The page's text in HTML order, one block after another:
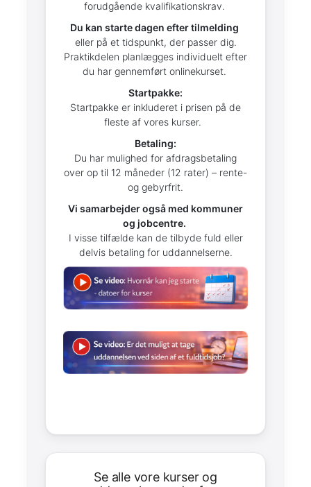
forudgående kvalifikationskrav.
Du kan starte dagen efter tilmelding
eller på et tidspunkt, der passer dig.
Praktikdelen planlægges individuelt efter
du har gennemført onlinekurset.
Startpakke:
Startpakke er inkluderet i prisen på de
fleste af vores kurser.
Betaling:
Du har mulighed for afdragsbetaling
over op til 12 måneder (12 rater) – rente-
og gebyrfrit.
Vi samarbejder også med kommuner
og jobcentre.
I visse tilfælde kan de tilbyde fuld eller
delvis betaling for uddannelserne.
se alle vore kurser og